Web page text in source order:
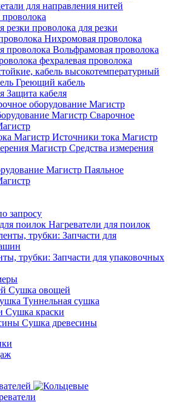
для направления нитей
проволока
проволока для резки
Нихромовая проволока
Вольфрамовая проволока
фехралевая проволока
кабель высокотемпературный
Греющий кабель
Защита кабеля
оборудование Магистр
Сварочное
Источники тока Магистр
Средства измерения
Паяльное
запросу
Нагреватели для поилок
трубки: Запчасти для упаковочных
Сушка овощей
Туннельная сушка
Сушка краски
Сушка древесины